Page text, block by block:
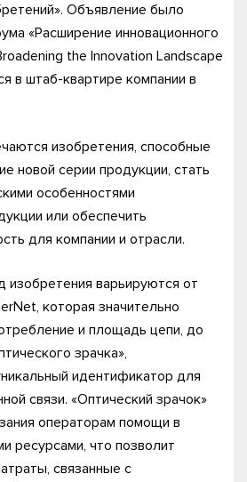
Объявление было
«Расширение инновационного
the Innovation Landscape
в штаб-квартире компании в
изобретения, способные
новой серии продукции, стать
особенностями
или обеспечить
для компании и отрасли.
изобретения варьируются от
которая значительно
и площадь цепи, до
зрачка»,
идентификатор для
связи. «Оптический зрачок»
операторам помощи в
ресурсами, что позволит
связанные с